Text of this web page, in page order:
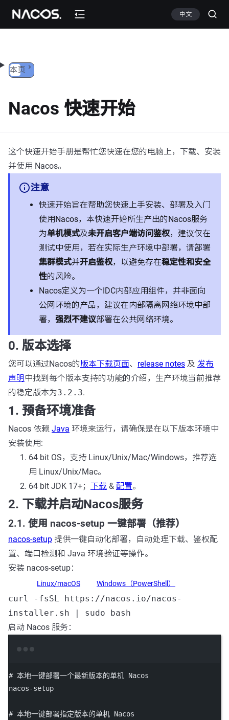
跳转到内容 中文
本页
Nacos 快速开始
这个快速开始手册是帮忙您快速在您的电脑上，下载、安装
并使用 Nacos。
注意
快速开始旨在帮助您快速上手安装、部署及入门
使用Nacos，本快速开始所生产出的Nacos服务
为单机模式及未开启客户端访问鉴权，建议仅在
测试中使用，若在实际生产环境中部署，请部署
集群模式并开启鉴权，以避免存在稳定性和安全
性的风险。
Nacos定义为一个IDC内部应用组件，并非面向
公网环境的产品，建议在内部隔离网络环境中部
署， 强烈不建议部署在公共网络环境。
0. 版本选择
您可以通过Nacos的版本下载页面、 release notes 及 发布
声明 中找到每个版本支持的功能的介绍，生产环境当前推荐
的稳定版本为3.2.3.
1. 预备环境准备
Nacos 依赖 Java 环境来运行，请确保是在以下版本环境中
安装使用:
64 bit OS，支持 Linux/Unix/Mac/Windows，推荐选
用 Linux/Unix/Mac。
64 bit JDK 17+； 下载 & 配置。
2. 下载并启动Nacos服务
2.1. 使用 nacos-setup 一键部署（推荐）
nacos-setup 提供一键自动化部署，自动处理下载、鉴权配
置、端口检测和 Java 环境验证等操作。
安装 nacos-setup：
Linux/macOS Windows（PowerShell）
curl -fsSL https://nacos.io/nacos-
installer.sh | sudo bash
启动 Nacos 服务：
# 本地一键部署一个最新版本的单机 Nacos
nacos-setup
# 本地一键部署指定版本的单机 Nacos